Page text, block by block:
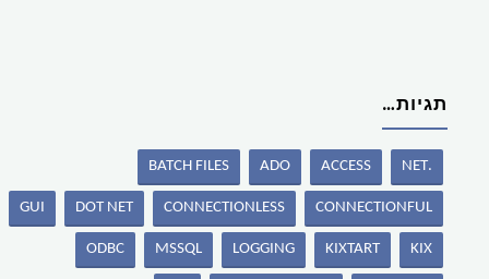
תגיות…
.NET
ACCESS
ADO
BATCH FILES
CONNECTIONFUL
CONNECTIONLESS
DOT NET
GUI
KIX
KIXTART
LOGGING
MSSQL
ODBC